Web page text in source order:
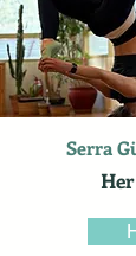
Serra
Her